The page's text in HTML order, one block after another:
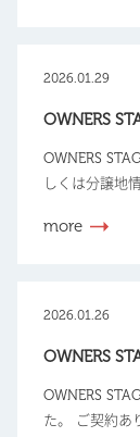
2026.01.29
OWNERS
OWNERS
しくは分譲地
more
2026.01.26
OWNERS
OWNERS
た。 ご契約あ